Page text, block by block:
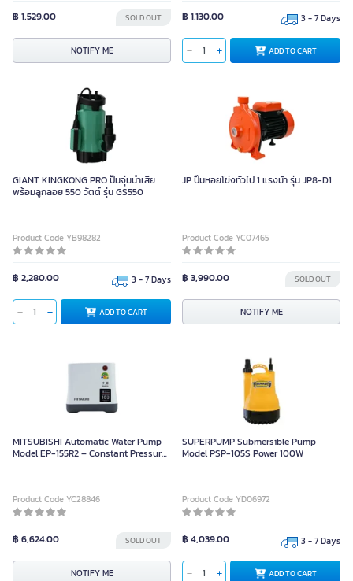
฿ 1,529.00 SOLD OUT
NOTIFY ME
฿ 1,130.00 3 - 7 Days
ADD TO CART
GIANT KINGKONG PRO ปั๊มจุ่มน้ำเสีย
พร้อมลูกลอย 550 วัตต์ รุ่น GS550
Product Code YB98282
฿ 2,280.00 3 - 7 Days
ADD TO CART
JP ปั๊มหอยโข่งทั่วไป 1 แรงม้า รุ่น JP8-D1
Product Code YC07465
฿ 3,990.00 SOLD OUT
NOTIFY ME
MITSUBISHI Automatic Water Pump
Model EP-155R2 – Constant Pressure
Product Code YC28846
฿ 6,624.00 SOLD OUT
NOTIFY ME
SUPERPUMP Submersible Pump
Model PSP-105S Power 100W
Product Code YD06972
฿ 4,039.00 3 - 7 Days
ADD TO CART